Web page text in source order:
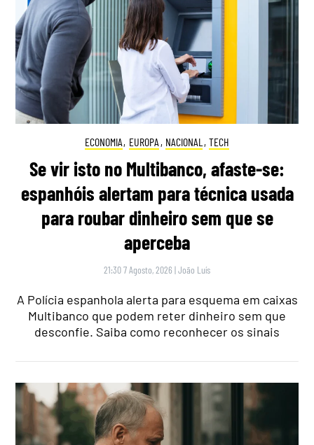
ECONOMIA, EUROPA , NACIONAL , TECH
Se vir isto no Multibanco, afaste-se:
espanhóis alertam para técnica usada
para roubar dinheiro sem que se
aperceba
21:30 7 Agosto, 2026 |João Luís
A Polícia espanhola alerta para esquema em caixas
Multibanco que podem reter dinheiro sem que
desconfie. Saiba como reconhecer os sinais